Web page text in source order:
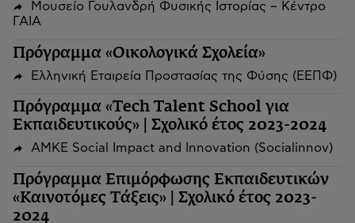
Μουσείο Γουλανδρή Φυσικής Ιστορίας – Κέντρο
ΓΑΙΑ
Πρόγραμμα «Οικολογικά Σχολεία»
Ελληνική Εταιρεία Προστασίας της Φύσης (ΕΕΠΦ)
Πρόγραμμα «Tech Talent School για
Εκπαιδευτικούς» | Σχολικό έτος 2023-2024
ΑΜΚΕ Social Impact and Innovation (Socialinnov)
Πρόγραμμα Επιμόρφωσης Εκπαιδευτικών
«Καινοτόμες Τάξεις» | Σχολικό έτος 2023-
2024